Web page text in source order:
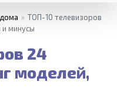
» ТОП-10 телевизоров
минусы
24
моделей,